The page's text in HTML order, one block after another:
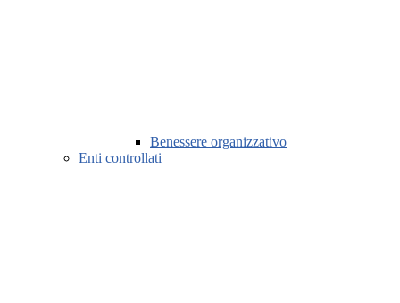
Benessere organizzativo
Enti controllati